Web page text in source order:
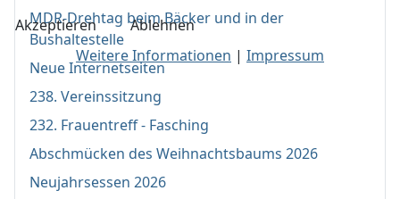
MDR-Drehtag beim Bäcker und in der
Bushaltestelle
Neue Internetseiten
238. Vereinssitzung
232. Frauentreff - Fasching
Abschmücken des Weihnachtsbaums 2026
Neujahrsessen 2026
Akzeptieren
Ablehnen
Weitere Informationen | Impressum